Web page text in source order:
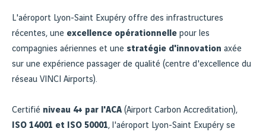
L'aéroport Lyon-Saint Exupéry offre des infrastructures
récentes, une excellence opérationnelle pour les
compagnies aériennes et une stratégie d'innovation axée
sur une expérience passager de qualité (centre d'excellence du
réseau VINCI Airports).
Certifié niveau 4+ par l'ACA (Airport Carbon Accreditation),
ISO 14001 et ISO 50001, l'aéroport Lyon-Saint Exupéry se